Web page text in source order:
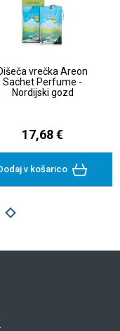
vrečka Areon
Sachet Perfume -
Nordijski gozd
17,68 €
v košarico